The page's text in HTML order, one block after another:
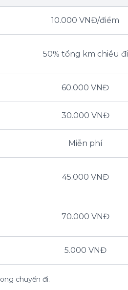
10.000 VNĐ/điểm
50% tổng km chiều đi
60.000 VNĐ
30.000 VNĐ
Miễn phí
45.000 VNĐ
70.000 VNĐ
5.000 VNĐ
chuyến đi.